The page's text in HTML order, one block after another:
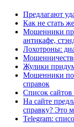
Предлагают
Как не стать
Мошенники
антикафе,
Лохотроны:
Жулики
Мошенники по
справок
Список
На сайте
справку? Это
Telegram: